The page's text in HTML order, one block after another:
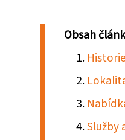
Obsah
Služby